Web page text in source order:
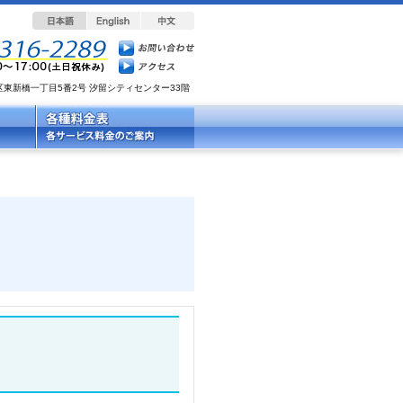
新橋一丁目5番2号 汐留シティセンター33階